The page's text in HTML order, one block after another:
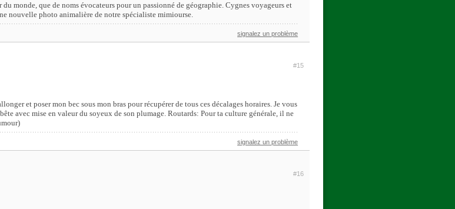
monde, que de noms évocateurs pour un passionné de géographie. Cygnes voyageurs et
nouvelle photo animalière de notre spécialiste mimiourse.
signalez un problème
#15
et poser mon bec sous mon bras pour récupérer de tous ces décalages horaires. Je vous
avec mise en valeur du soyeux de son plumage. Routards: Pour ta culture générale, il ne
signalez un problème
#16